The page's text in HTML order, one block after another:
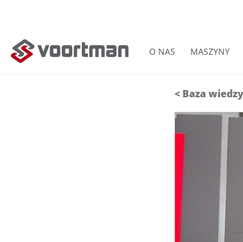
O NAS MASZYNY
< Baza wiedzy